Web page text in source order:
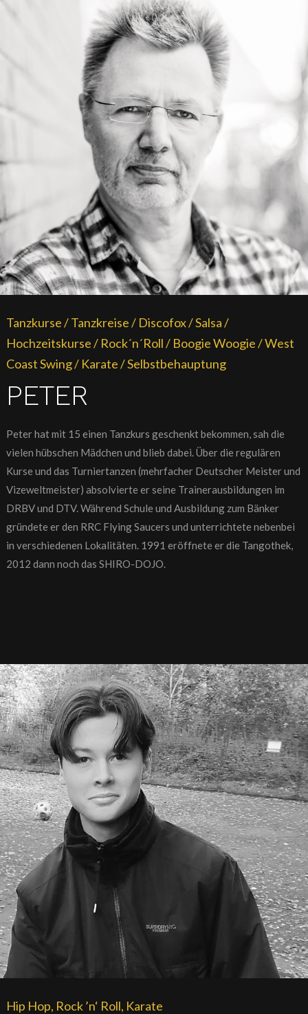
Tanzkurse / Tanzkreise / Discofox / Salsa /
Hochzeitskurse / Rock´n´Roll / Boogie Woogie / West
Coast Swing / Karate / Selbstbehauptung
PETER
Peter hat mit 15 einen Tanzkurs geschenkt bekommen, sah die
vielen hübschen Mädchen und blieb dabei. Über die regulären
Kurse und das Turniertanzen (mehrfacher Deutscher Meister und
Vizeweltmeister) absolvierte er seine Trainerausbildungen im
DRBV und DTV. Während Schule und Ausbildung zum Bänker
gründete er den RRC Flying Saucers und unterrichtete nebenbei
in verschiedenen Lokalitäten. 1991 eröffnete er die Tangothek,
2012 dann noch das SHIRO-DOJO.
Hip Hop, Rock ’n‘ Roll, Karate